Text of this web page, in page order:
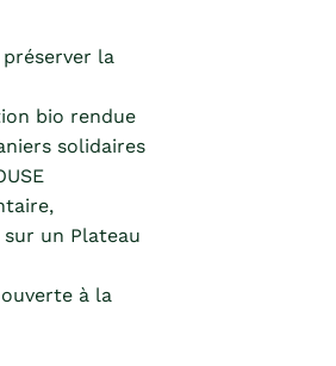
la
bio rendue
solidaires
un Plateau
à la